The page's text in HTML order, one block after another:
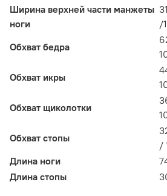
Ширина верхней части манжеты
ноги
/
Обхват бедра
Обхват икры
Обхват щиколотки
Обхват стопы
/
Длина ноги
Длина стопы